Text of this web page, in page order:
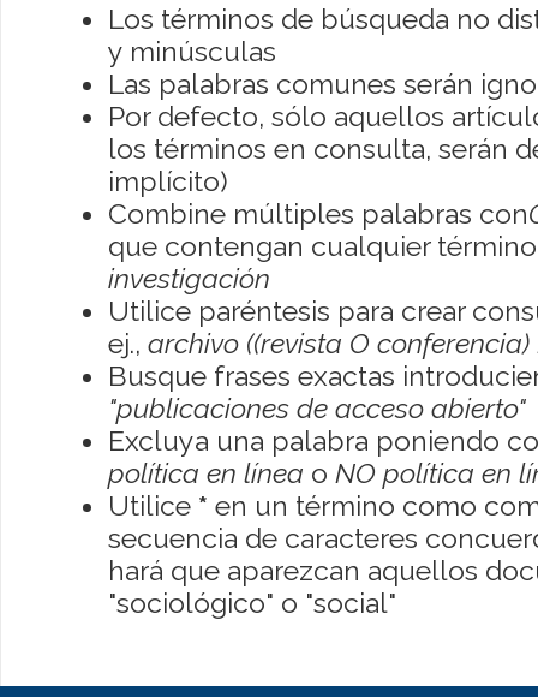
Los términos de búsqueda no
y minúsculas
Las palabras comunes serán
Por defecto, sólo aquellos
los términos en consulta, serán
implícito)
Combine múltiples palabras con
que contengan cualquier
investigación
Utilice paréntesis para crear
ej., archivo ((revista O conferencia)
Busque frases exactas
"publicaciones de acceso abierto"
Excluya una palabra poniendo
política en línea o NO política en
Utilice * en un término como
secuencia de caracteres
hará que aparezcan aquellos
"sociológico" o "social"